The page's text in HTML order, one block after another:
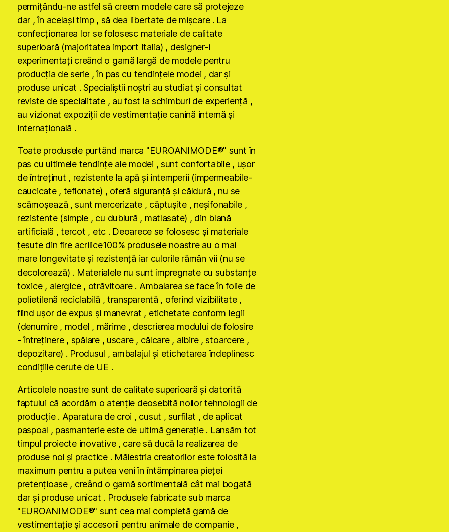
permiţându-ne astfel să creem modele care să protejeze
dar , în acelaşi timp , să dea libertate de mişcare . La
confecţionarea lor se folosesc materiale de calitate
superioară (majoritatea import Italia) , designer-i
experimentaţi creând o gamă largă de modele pentru
producţia de serie , în pas cu tendinţele modei , dar şi
produse unicat . Specialiştii noştri au studiat şi consultat
reviste de specialitate , au fost la schimburi de experienţă ,
au vizionat expoziţii de vestimentaţie canină internă şi
internaţională .
Toate produsele purtând marca "EUROANIMODE®" sunt în
pas cu ultimele tendinţe ale modei , sunt confortabile , uşor
de întreţinut , rezistente la apă şi intemperii (impermeabile-
caucicate , teflonate) , oferă siguranţă şi căldură , nu se
scămoşează , sunt mercerizate , căptuşite , neşifonabile ,
rezistente (simple , cu dublură , matlasate) , din blană
artificială , tercot , etc . Deoarece se folosesc şi materiale
ţesute din fire acrilice100% produsele noastre au o mai
mare longevitate şi rezistenţă iar culorile rămân vii (nu se
decolorează) . Materialele nu sunt impregnate cu substanţe
toxice , alergice , otrăvitoare . Ambalarea se face în folie de
polietilenă reciclabilă , transparentă , oferind vizibilitate ,
fiind uşor de expus şi manevrat , etichetate conform legii
(denumire , model , mărime , descrierea modului de folosire
- întreţinere , spălare , uscare , călcare , albire , stoarcere ,
depozitare) . Produsul , ambalajul şi etichetarea îndeplinesc
condiţiile cerute de UE .
Articolele noastre sunt de calitate superioară şi datorită
faptului că acordăm o atenţie deosebită noilor tehnologii de
producţie . Aparatura de croi , cusut , surfilat , de aplicat
paspoal , pasmanterie este de ultimă generaţie . Lansăm tot
timpul proiecte inovative , care să ducă la realizarea de
produse noi şi practice . Măiestria creatorilor este folosită la
maximum pentru a putea veni în întâmpinarea pieţei
pretenţioase , creând o gamă sortimentală cât mai bogată
dar şi produse unicat . Produsele fabricate sub marca
"EUROANIMODE®" sunt cea mai completă gamă de
vestimentaţie şi accesorii pentru animale de companie ,